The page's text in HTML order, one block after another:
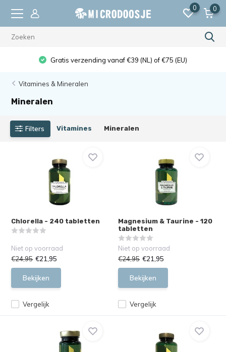
0 0
Gratis verzending vanaf €39 (NL) of €75 (EU)
Vitamines & Mineralen
Mineralen
Filters Vitamines Mineralen
Chlorella - 240 tabletten
Vergelijk
Niet op voorraad
€24,95 €21,95
Bekijken
Magnesium & Taurine - 120
tabletten
Vergelijk
Niet op voorraad
€24,95 €21,95
Bekijken